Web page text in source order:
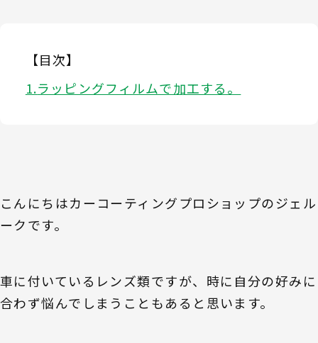
【目次】
ラッピングフィルムで加工する。
こんにちはカーコーティングプロショップのジェル
ークです。
車に付いているレンズ類ですが、時に自分の好みに
合わず悩んでしまうこともあると思います。